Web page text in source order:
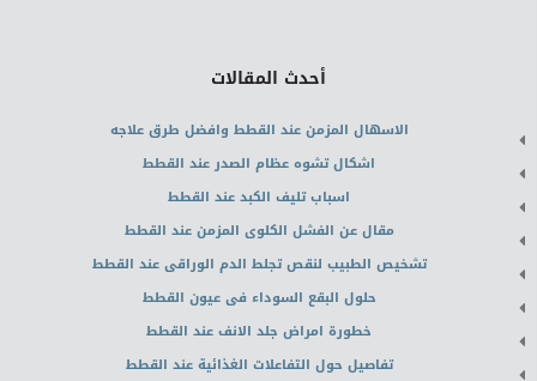
أحدث المقالات
الاسهال المزمن عند القطط وافضل طرق علاجه
اشكال تشوه عظام الصدر عند القطط
اسباب تليف الكبد عند القطط
مقال عن الفشل الكلوى المزمن عند القطط
تشخيص الطبيب لنقص تجلط الدم الوراقى عند القطط
حلول البقع السوداء فى عيون القطط
خطورة امراض جلد الانف عند القطط
تفاصيل حول التفاعلات الغذائية عند القطط